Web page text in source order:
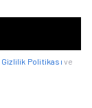
Gizlilik Politikası ve